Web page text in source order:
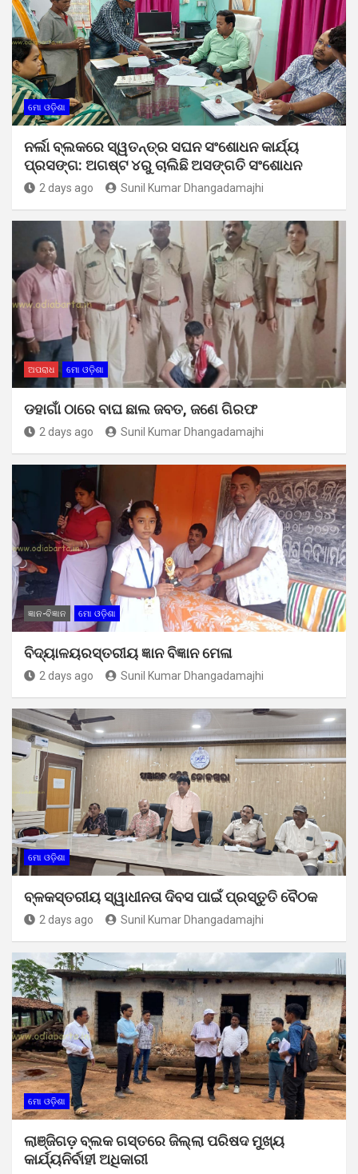
ମୋ ଓଡ଼ିଶା
ନର୍ଲା ବ୍ଲକରେ ସ୍ୱତନ୍ତ୍ର ସଘନ ସଂଶୋଧନ କାର୍ଯ୍ୟ
ପ୍ରସଙ୍ଗ: ଅଗଷ୍ଟ ୪ରୁ ଚାଲିଛି ଅସଙ୍ଗତି ସଂଶୋଧନ
2 days ago Sunil Kumar Dhangadamajhi
ଅପରାଧ ମୋ ଓଡ଼ିଶା
ଡହାଗାଁ ଠାରେ ବାଘ ଛାଲ ଜବତ, ଜଣେ ଗିରଫ
2 days ago Sunil Kumar Dhangadamajhi
ଜ୍ଞାନ-ବିଜ୍ଞାନ ମୋ ଓଡ଼ିଶା
ବିଦ୍ୟାଳୟରସ୍ତରୀୟ ଜ୍ଞାନ ବିଜ୍ଞାନ ମେଳା
2 days ago Sunil Kumar Dhangadamajhi
ମୋ ଓଡ଼ିଶା
ବ୍ଳକସ୍ତରୀୟ ସ୍ୱାଧୀନତା ଦିବସ ପାଇଁ ପ୍ରସ୍ତୁତି ବୈଠକ
2 days ago Sunil Kumar Dhangadamajhi
ମୋ ଓଡ଼ିଶା
ଲାଞ୍ଜିଗଡ଼ ବ୍ଲକ ଗସ୍ତରେ ଜିଲ୍ଲା ପରିଷଦ ମୁଖ୍ୟ
କାର୍ଯ୍ୟନିର୍ବାହୀ ଅଧିକାରୀ